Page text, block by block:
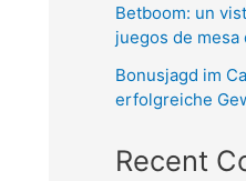
Betboom: un
juegos de
Bonusjagd im
erfolgreiche
Recent